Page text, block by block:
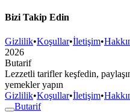
Bizi Takip Edin
Gizlilik•Koşullar•İletişim•
2026
Butarif
Lezzetli tarifler keşfedin,
yemekler yapın
Gizlilik•Koşullar•İletişim•
Butarif